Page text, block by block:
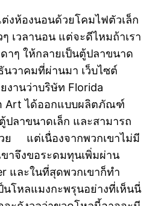
งห้องนอนด้วยโคมไฟตัวเล็ก
เวลานอน แต่จะดีไหมถ้าเรา
าๆ ให้กลายเป็นตู้ปลาขนาด
วาคมที่ผ่านมา เว็บไซต์
งานว่าบริษัท Florida
Art ได้ออกแบบผลิตภัณฑ์
ลาขนาดเล็ก และสามารถ
ย แต่เนื่องจากพวกเขาไม่มี
าจึงขอระดมทุนเพิ่มผ่าน
และในที่สุดพวกเขาก็ทำ
นโหลแมงกะพรุนอย่างที่เห็นนี่